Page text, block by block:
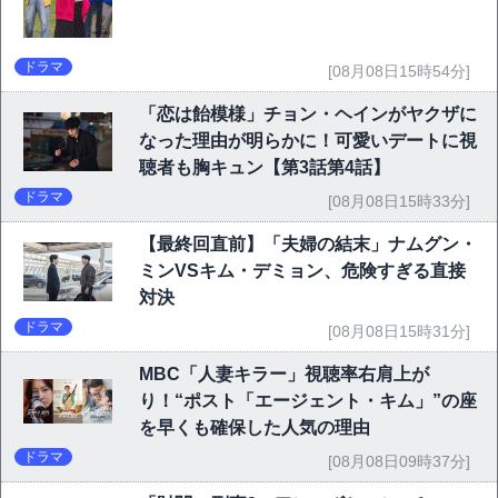
ドラマ [08月08日15時54分]
「恋は飴模様」チョン・ヘインがヤクザに
なった理由が明らかに！可愛いデートに視
聴者も胸キュン【第3話第4話】
ドラマ [08月08日15時33分]
【最終回直前】「夫婦の結末」ナムグン・
ミンVSキム・デミョン、危険すぎる直接
対決
ドラマ [08月08日15時31分]
MBC「人妻キラー」視聴率右肩上が
り！“ポスト「エージェント・キム」”の座
を早くも確保した人気の理由
ドラマ [08月08日09時37分]